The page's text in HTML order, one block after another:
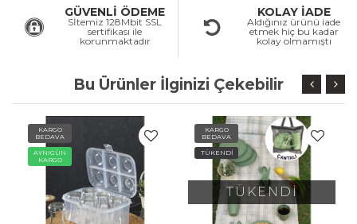
GÜVENLİ ÖDEME
Sİtemiz 128Mbit SSL
sertifikası ile
korunmaktadır
KOLAY İADE
Aldığınız ürünü iade
etmek hiç bu kadar
kolay olmamıştı
Bu Ürünler İlginizi Çekebilir
KARGO
BEDAVA
AYNIGÜN
KARGO
KARGO
BEDAVA
TÜKENDİ
TÜKENDİ